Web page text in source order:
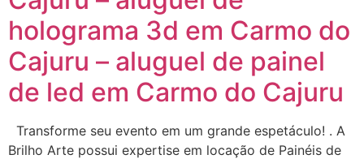
holograma 3d em Carmo do
Cajuru – aluguel de painel
de led em Carmo do Cajuru
Transforme seu evento em um grande espetáculo! . A
Brilho Arte possui expertise em locação de Painéis de